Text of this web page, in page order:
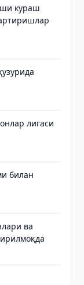
кураш
лигаси
билан
ва